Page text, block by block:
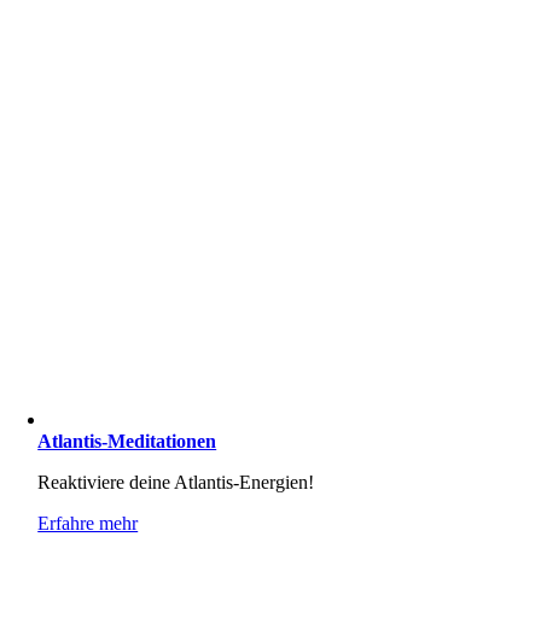
Atlantis-Meditationen
Reaktiviere deine Atlantis-Energien!
Erfahre mehr